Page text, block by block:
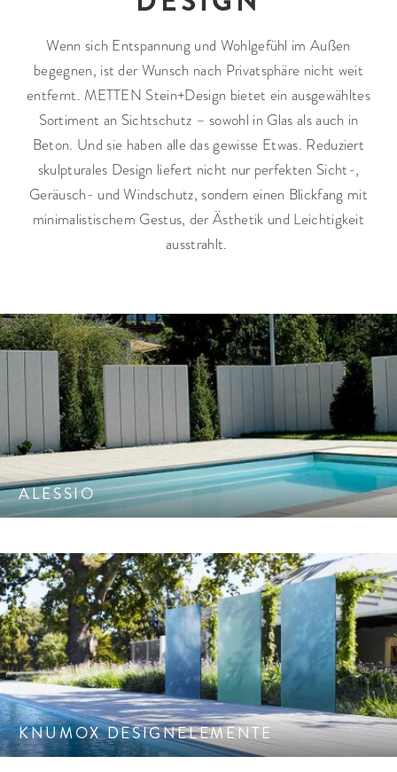
Palisade
Podest
Stufenplatte
Ökopflaster
Mauer
MATERIAL
Keramik
VERWENDUNG
Terrasse
Hauszugang/Gartenwege
Treppen
Mauern
Palisaden/Einfassungen
Sichtschutz
Kochen im Garten
Licht im Garten
Wasserspiele/Brunnen
FARBEN
Hellgrau
Mittelgrau
Dunkelgrau/Anthrazit
Braun/Terracotta
OBERFLÄCHEN
Feinstrukturiert
Natürlich
strukturiert
Geschliffen
Feingestrahlt
Wenn sich Entspannung und Wohlgefühl im Außen
begegnen, ist der Wunsch nach Privatsphäre nicht weit
entfernt. METTEN Stein+Design bietet ein ausgewähltes
Sortiment an Sichtschutz – sowohl in Glas als auch in
Beton. Und sie haben alle das gewisse Etwas. Reduziert
skulpturales Design liefert nicht nur perfekten Sicht-,
Geräusch- und Windschutz, sondern einen Blickfang mit
minimalistischem Gestus, der Ästhetik und Leichtigkeit
ausstrahlt.
ALESSIO
Das Multi-Talent: Zu verwenden als Stelen-, Einfassungs-
und Mauerelement.
KNUMOX DESIGNELEMENTE
Ob Blickfang oder Sichtschutz, beides sind KNUMOX-
Elemente zugleich. Auch Schutz vor Wind- und Geräusch.